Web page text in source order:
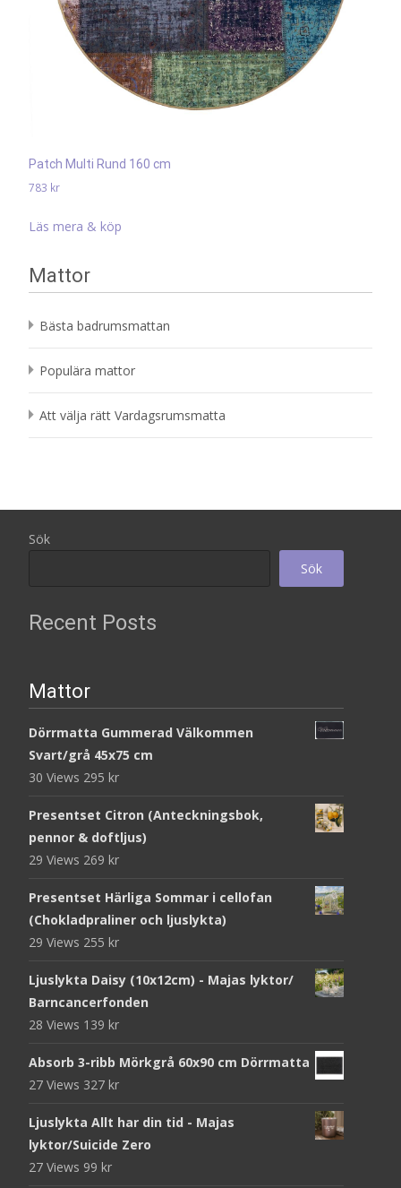
Patch Multi Rund 160 cm
783 kr
Läs mera & köp
Mattor
Bästa badrumsmattan
Populära mattor
Att välja rätt Vardagsrumsmatta
Sök
Sök
Recent Posts
Mattor
Dörrmatta Gummerad Välkommen
Svart/grå 45x75 cm
30 Views 295 kr
Presentset Citron (Anteckningsbok,
pennor & doftljus)
29 Views 269 kr
Presentset Härliga Sommar i cellofan
(Chokladpraliner och ljuslykta)
29 Views 255 kr
Ljuslykta Daisy (10x12cm) - Majas lyktor/
Barncancerfonden
28 Views 139 kr
Absorb 3-ribb Mörkgrå 60x90 cm Dörrmatta
27 Views 327 kr
Ljuslykta Allt har din tid - Majas
lyktor/Suicide Zero
27 Views 99 kr